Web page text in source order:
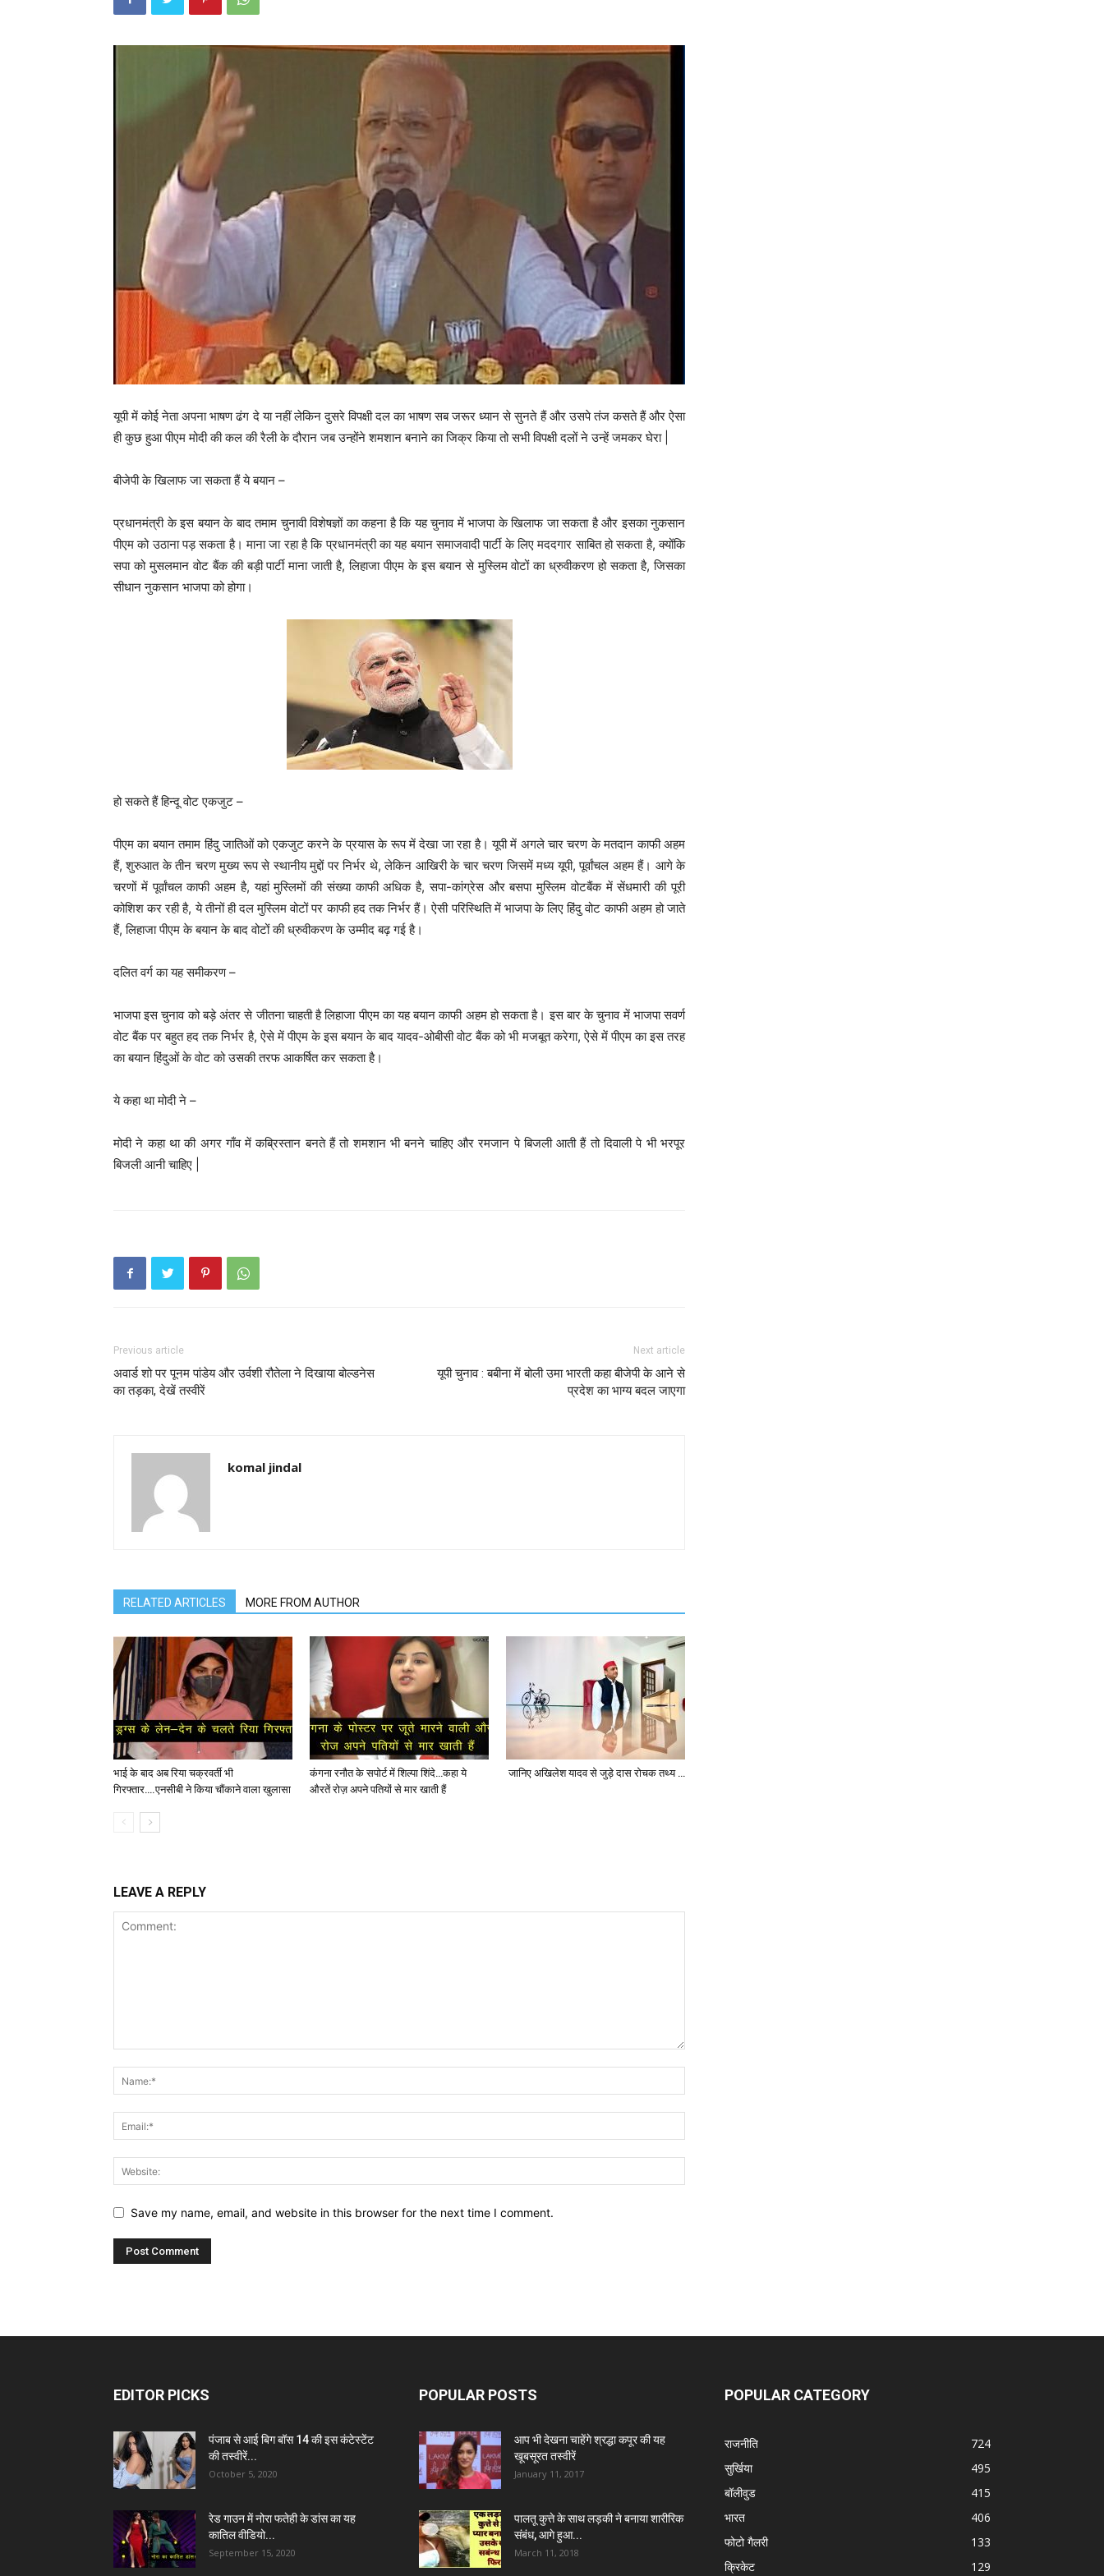
यूपी में कोई नेता अपना भाषण ढंग दे या नहीं लेकिन दुसरे विपक्षी दल का भाषण सब जरूर ध्यान से सुनते हैं और उसपे तंज कसते हैं और ऐसा
ही कुछ हुआ पीएम मोदी की कल की रैली के दौरान जब उन्होंने शमशान बनाने का जिक्र किया तो सभी विपक्षी दलों ने उन्हें जमकर घेरा |
बीजेपी के खिलाफ जा सकता हैं ये बयान –
प्रधानमंत्री के इस बयान के बाद तमाम चुनावी विशेषज्ञों का कहना है कि यह चुनाव में भाजपा के खिलाफ जा सकता है और इसका नुकसान
पीएम को उठाना पड़ सकता है। माना जा रहा है कि प्रधानमंत्री का यह बयान समाजवादी पार्टी के लिए मददगार साबित हो सकता है, क्योंकि
सपा को मुसलमान वोट बैंक की बड़ी पार्टी माना जाती है, लिहाजा पीएम के इस बयान से मुस्लिम वोटों का ध्रुवीकरण हो सकता है, जिसका
सीधान नुकसान भाजपा को होगा।
हो सकते हैं हिन्दू वोट एकजुट –
पीएम का बयान तमाम हिंदु जातिओं को एकजुट करने के प्रयास के रूप में देखा जा रहा है। यूपी में अगले चार चरण के मतदान काफी अहम
हैं, शुरुआत के तीन चरण मुख्य रूप से स्थानीय मुद्दों पर निर्भर थे, लेकिन आखिरी के चार चरण जिसमें मध्य यूपी, पूर्वांचल अहम हैं। आगे के
चरणों में पूर्वांचल काफी अहम है, यहां मुस्लिमों की संख्या काफी अधिक है, सपा-कांग्रेस और बसपा मुस्लिम वोटबैंक में सेंधमारी की पूरी
कोशिश कर रही है, ये तीनों ही दल मुस्लिम वोटों पर काफी हद तक निर्भर हैं। ऐसी परिस्थिति में भाजपा के लिए हिंदु वोट काफी अहम हो जाते
हैं, लिहाजा पीएम के बयान के बाद वोटों की ध्रुवीकरण के उम्मीद बढ़ गई है।
दलित वर्ग का यह समीकरण –
भाजपा इस चुनाव को बड़े अंतर से जीतना चाहती है लिहाजा पीएम का यह बयान काफी अहम हो सकता है। इस बार के चुनाव में भाजपा सवर्ण
वोट बैंक पर बहुत हद तक निर्भर है, ऐसे में पीएम के इस बयान के बाद यादव-ओबीसी वोट बैंक को भी मजबूत करेगा, ऐसे में पीएम का इस तरह
का बयान हिंदुओं के वोट को उसकी तरफ आकर्षित कर सकता है।
ये कहा था मोदी ने –
मोदी ने कहा था की अगर गाँव में कब्रिस्तान बनते हैं तो शमशान भी बनने चाहिए और रमजान पे बिजली आती हैं तो दिवाली पे भी भरपूर
बिजली आनी चाहिए |
Previous article
अवार्ड शो पर पूनम पांडेय और उर्वशी रौतेला ने दिखाया बोल्डनेस
का तड़का, देखें तस्वीरें
Next article
यूपी चुनाव : बबीना में बोली उमा भारती कहा बीजेपी के आने से
प्रदेश का भाग्य बदल जाएगा
komal jindal
RELATED ARTICLES MORE FROM AUTHOR
भाई के बाद अब रिया चक्रवर्ती भी
गिरफ्तार….एनसीबी ने किया चौंकाने वाला खुलासा
कंगना रनौत के सपोर्ट में शिल्पा शिंदे…कहा ये
औरतें रोज़ अपने पतियों से मार खाती हैं
जानिए अखिलेश यादव से जुड़े दास रोचक तथ्य …
LEAVE A REPLY
Save my name, email, and website in this browser for the next time I comment.
EDITOR PICKS
पंजाब से आई बिग बॉस 14 की इस कंटेस्टेंट
की तस्वीरें...
October 5, 2020
रेड गाउन में नोरा फतेही के डांस का यह
कातिल वीडियो...
September 15, 2020
POPULAR POSTS
आप भी देखना चाहेंगे श्रद्धा कपूर की यह
खूबसूरत तस्वीरें
January 11, 2017
पालतू कुत्ते के साथ लड़की ने बनाया शारीरिक
संबंध, आगे हुआ...
March 11, 2018
POPULAR CATEGORY
राजनीति
724
सुर्खिया
495
बॉलीवुड
415
भारत
406
फोटो गैलरी
133
क्रिकेट
129